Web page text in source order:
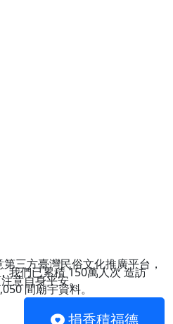
三方臺灣民俗文化推廣平台，
意自身平安。
我們已累積150萬人次造訪
間廟宇資料。
捐香積福德